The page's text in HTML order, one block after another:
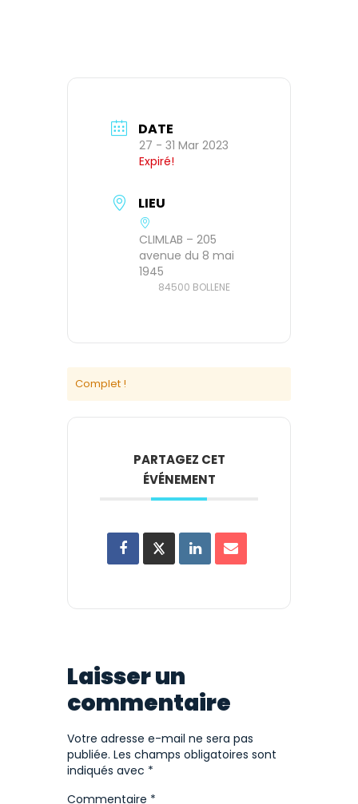
DATE
27 - 31 Mar 2023
Expiré!
LIEU
CLIMLAB – 205
avenue du 8 mai
1945
84500 BOLLENE
Complet !
PARTAGEZ CET
ÉVÉNEMENT
Laisser un
commentaire
Votre adresse e-mail ne sera pas
publiée. Les champs obligatoires sont
indiqués avec *
Commentaire *